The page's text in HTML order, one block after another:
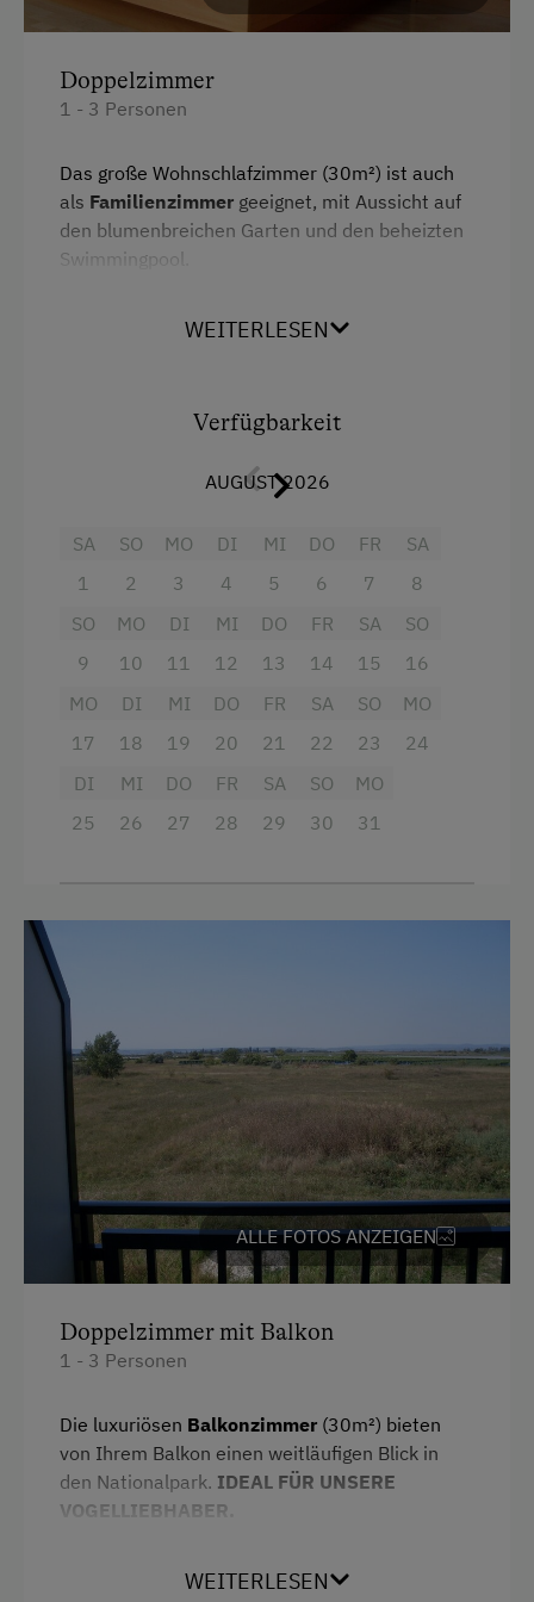
Doppelzimmer
1 - 3 Personen
Das große Wohnschlafzimmer (30m²) ist auch
als Familienzimmer geeignet, mit Aussicht auf
den blumenbreichen Garten und den beheizten
Swimmingpool.
Ausziehcouch
WEITERLESEN
Verfügbarkeit
AUGUST 2026
SA
1
SO
2
MO
3
DI
4
MI
5
DO
6
FR
7
SA
8
SO
9
MO
10
DI
11
MI
12
DO
13
FR
14
SA
15
SO
16
MO
17
DI
18
MI
19
DO
20
FR
21
SA
22
SO
23
MO
24
DI
25
MI
26
DO
27
FR
28
SA
29
SO
30
MO
31
ALLE FOTOS ANZEIGEN
Doppelzimmer mit Balkon
1 - 3 Personen
Die luxuriösen Balkonzimmer (30m²) bieten
von Ihrem Balkon einen weitläufigen Blick in
den Nationalpark. IDEAL FÜR UNSERE
VOGELLIEBHABER.
Ausziehcouch ist das Zimmer auch als
Familienzimmer geeignet.
WEITERLESEN